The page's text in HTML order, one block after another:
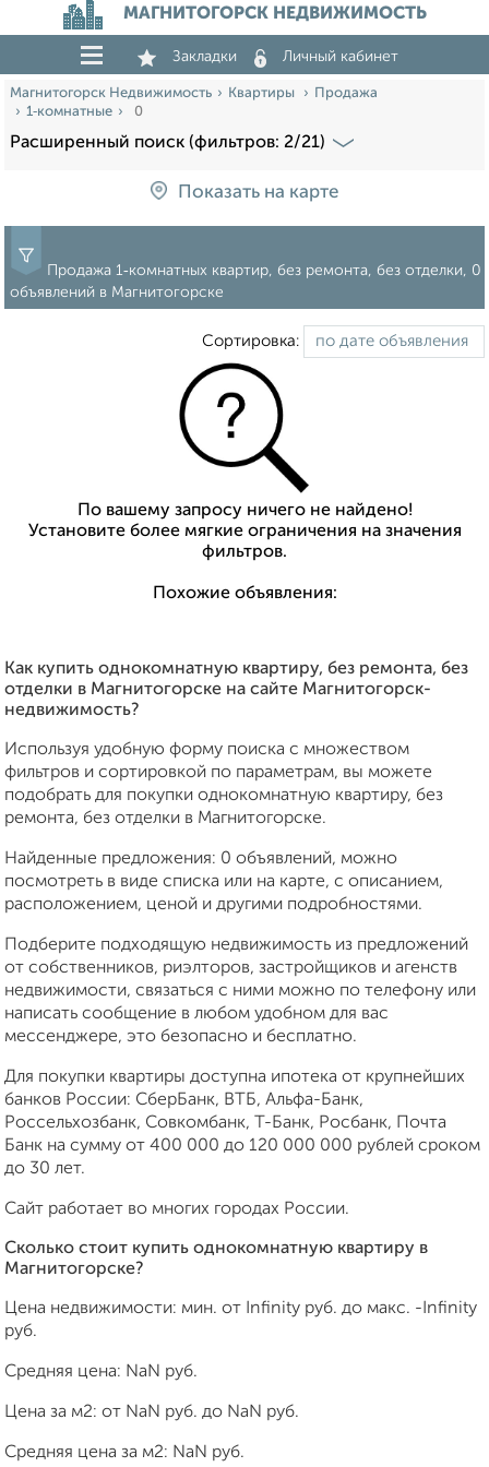
МАГНИТОГОРСК НЕДВИЖИМОСТЬ
Закладки Личный кабинет
Магнитогорск Недвижимость Квартиры
Продажа
1‑комнатные
0
Расширенный поиск (фильтров: 2/21)
Показать на карте
Продажа 1‑комнатных квартир, без ремонта, без отделки, 0
объявлений в Магнитогорске
Сортировка:
По вашему запросу ничего не найдено!
Установите более мягкие ограничения на значения
фильтров.
Похожие объявления:
Как купить однокомнатную квартиру, без ремонта, без
отделки в Магнитогорске на сайте Магнитогорск-
недвижимость?
Используя удобную форму поиска с множеством
фильтров и сортировкой по параметрам, вы можете
подобрать для покупки однокомнатную квартиру, без
ремонта, без отделки в Магнитогорске.
Найденные предложения: 0 объявлений, можно
посмотреть в виде списка или на карте, с описанием,
расположением, ценой и другими подробностями.
Подберите подходящую недвижимость из предложений
от собственников, риэлторов, застройщиков и агенств
недвижимости, связаться с ними можно по телефону или
написать сообщение в любом удобном для вас
мессенджере, это безопасно и бесплатно.
Для покупки квартиры доступна ипотека от крупнейших
банков России: СберБанк, ВТБ, Альфа-Банк,
Россельхозбанк, Совкомбанк, Т-Банк, Росбанк, Почта
Банк на сумму от 400 000 до 120 000 000 рублей сроком
до 30 лет.
Сайт работает во многих городах России.
Сколько стоит купить однокомнатную квартиру в
Магнитогорске?
Цена недвижимости: мин. от Infinity руб. до макс. -Infinity
руб.
Средняя цена: NaN руб.
Цена за м2: от NaN руб. до NaN руб.
Средняя цена за м2: NaN руб.